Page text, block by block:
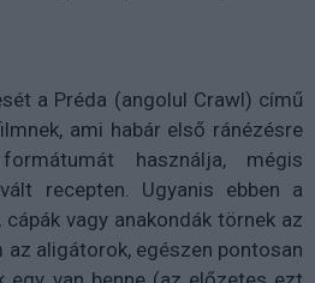
a Préda (angolul Crawl) című
ami habár első ránézésre
használja, mégis
recepten. Ugyanis ebben a
vagy anakondák törnek az
az aligátorok, egészen pontosan